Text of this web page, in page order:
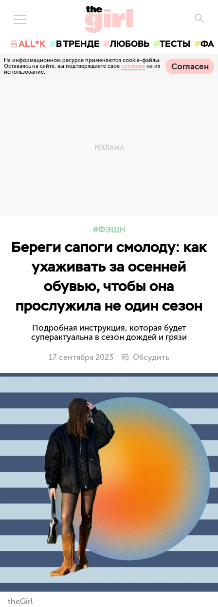
🍜ALL*K В ТРЕНДЕ ЛЮБОВЬ ТЕСТЫ
На информационном ресурсе применяются cookie-файлы.
Оставаясь на сайте, вы подтверждаете свое согласие на их
использование.
Согласен
ФЭШН
Береги сапоги смолоду: как
ухаживать за осенней
обувью, чтобы она
прослужила не один сезон
Подробная инструкция, которая будет
суперактуальна в сезон дождей и грязи
17 сентября 2023 Обсудить
theGirl